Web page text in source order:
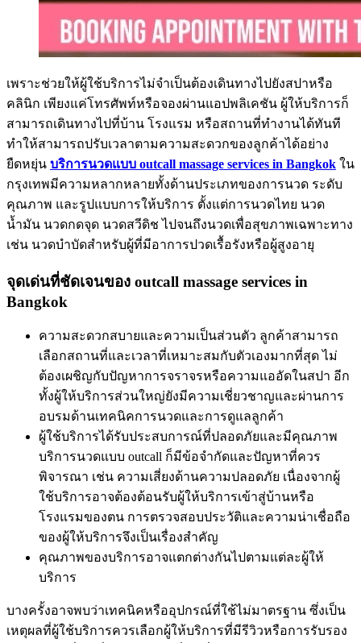
เพราะช่วยให้ผู้ใช้บริการไม่จำเป็นต้องเดินทางไปยังสปาหรือ
คลินิก เพียงแค่โทรศัพท์หรือจองผ่านแอปพลิเคชัน ผู้ให้บริการก็
สามารถเดินทางไปที่บ้าน โรงแรม หรือสถานที่ทำงานได้ทันที
ทำให้สามารถปรับเวลาตามความสะดวกของลูกค้าได้อย่าง
ยืดหยุ่น บริการนวดแบบ outcall massage services in Bangkok ใน
กรุงเทพมีความหลากหลายทั้งด้านประเภทของการนวด ระดับ
คุณภาพ และรูปแบบการให้บริการ ตั้งแต่การนวดไทย นวด
น้ำมัน นวดกดจุด นวดสวีดิช ไปจนถึงนวดเพื่อสุขภาพเฉพาะทาง
เช่น นวดบำบัดสำหรับผู้ที่มีอาการปวดเรื้อรังหรือผู้สูงอายุ
จุดเด่นที่ชัดเจนของ outcall massage services in
Bangkok
ความสะดวกสบายและความเป็นส่วนตัว ลูกค้าสามารถ
เลือกสถานที่และเวลาที่เหมาะสมกับตัวเองมากที่สุด ไม่
ต้องเผชิญกับปัญหาการจราจรหรือความแออัดในสปา อีก
ทั้งผู้ให้บริการส่วนใหญ่ยังมีความเชี่ยวชาญและผ่านการ
อบรมด้านเทคนิคการนวดและการดูแลลูกค้า
ผู้ใช้บริการได้รับประสบการณ์ที่ปลอดภัยและมีคุณภาพ
บริการนวดแบบ outcall ก็มีข้อจำกัดและปัญหาที่ควร
พิจารณา เช่น ความเสี่ยงด้านความปลอดภัย เนื่องจากผู้
ใช้บริการอาจต้องต้อนรับผู้ให้บริการเข้าสู่บ้านหรือ
โรงแรมของตน การตรวจสอบประวัติและความน่าเชื่อถือ
ของผู้ให้บริการจึงเป็นเรื่องสำคัญ
คุณภาพของบริการอาจแตกต่างกันไปตามแต่ละผู้ให้
บริการ
บางครั้งอาจพบว่าเทคนิคหรืออุปกรณ์ที่ใช้ไม่มาตรฐาน ซึ่งเป็น
เหตุผลที่ผู้ใช้บริการควรเลือกผู้ให้บริการที่มีรีวิวหรือการรับรอง